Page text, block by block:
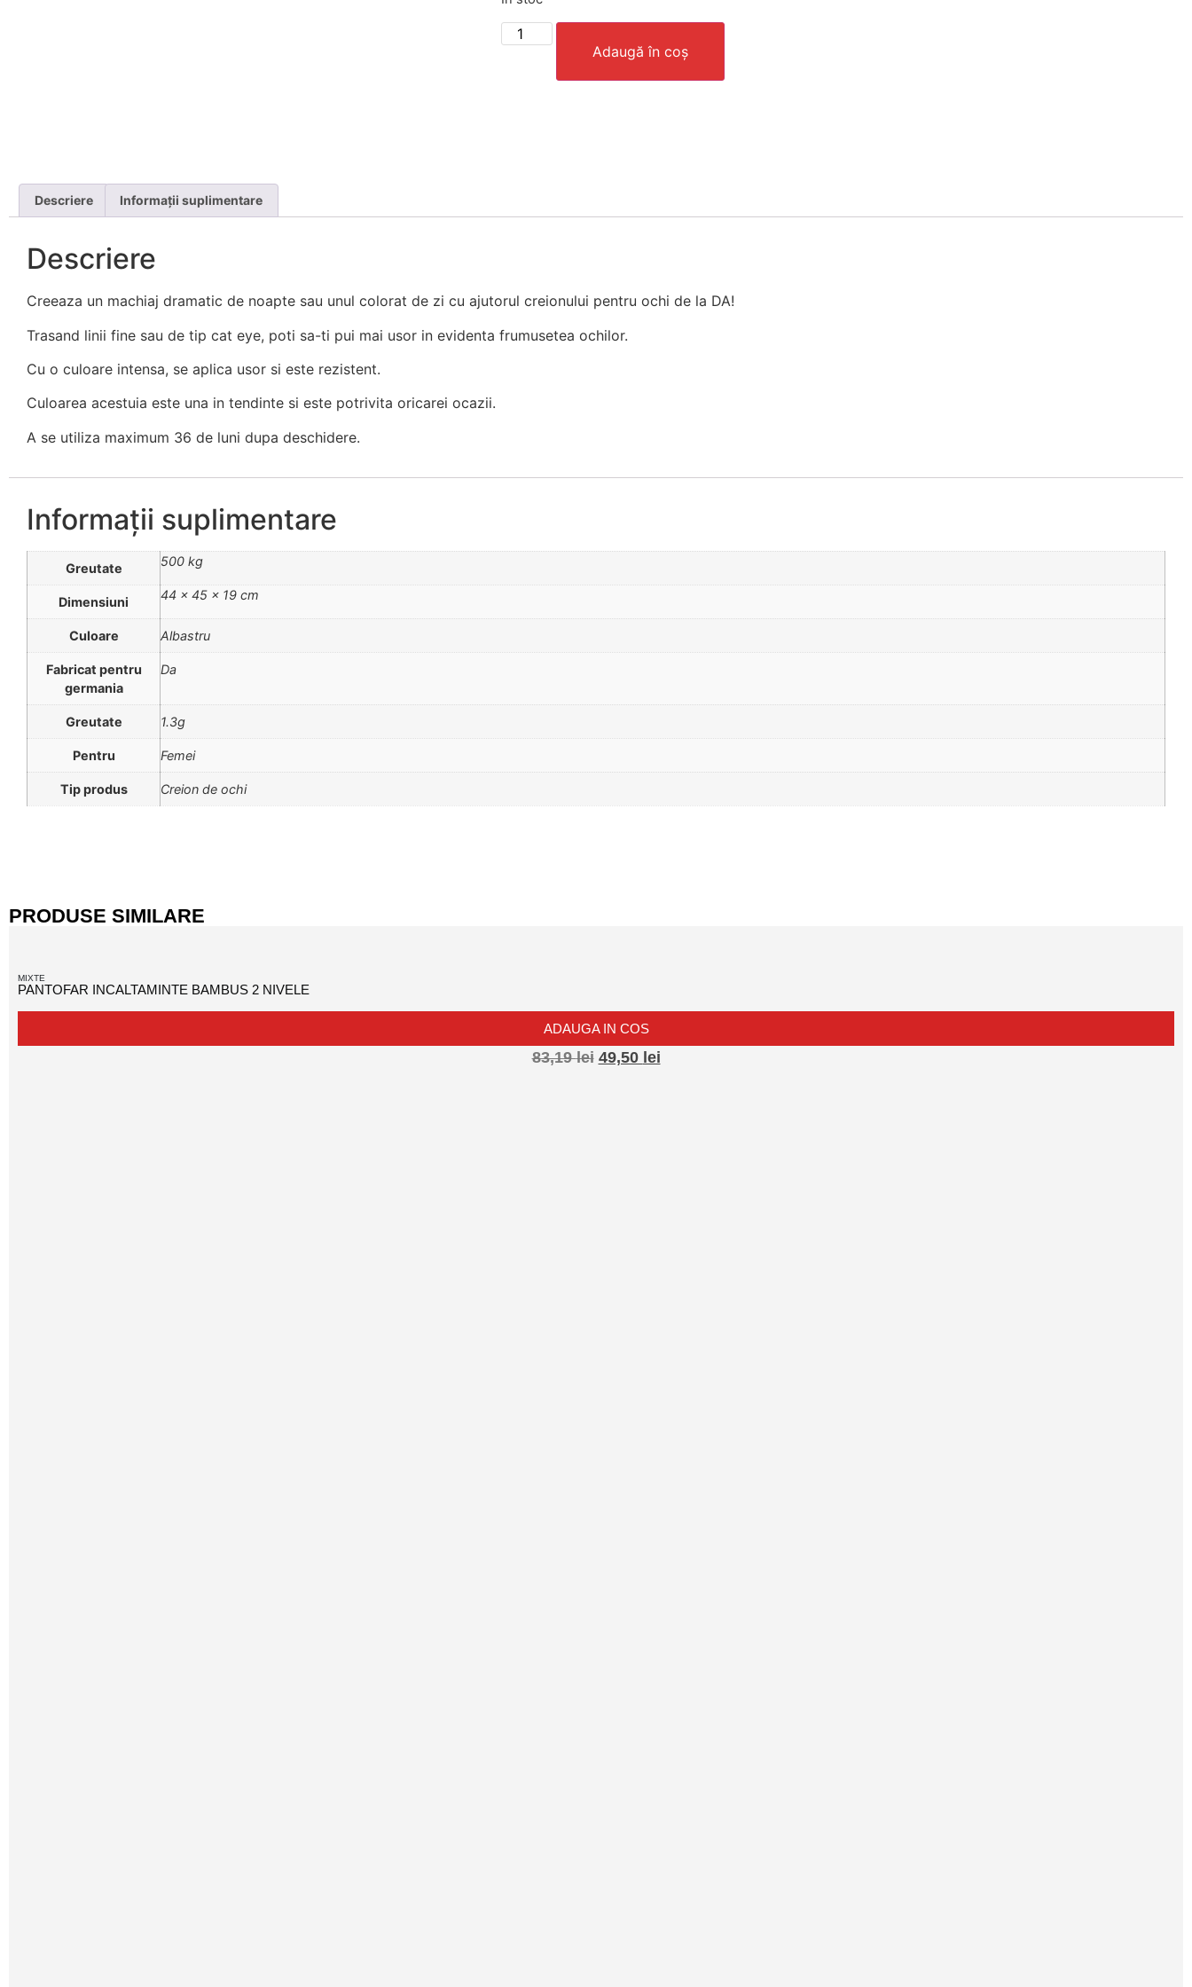
Adaugă în coș
Descriere Informații suplimentare
Descriere
Creeaza un machiaj dramatic de noapte sau unul colorat de zi cu ajutorul creionului pentru ochi de la DA!
Trasand linii fine sau de tip cat eye, poti sa-ti pui mai usor in evidenta frumusetea ochilor.
Cu o culoare intensa, se aplica usor si este rezistent.
Culoarea acestuia este una in tendinte si este potrivita oricarei ocazii.
A se utiliza maximum 36 de luni dupa deschidere.
Informații suplimentare
Greutate 500 kg
Dimensiuni 44 × 45 × 19 cm
Culoare Albastru
Fabricat pentru
germania
Da
Greutate 1.3g
Pentru Femei
Tip produs Creion de ochi
PRODUSE SIMILARE
MIXTE
PANTOFAR INCALTAMINTE BAMBUS 2 NIVELE
ADAUGA IN COS
83,19lei 49,50 lei